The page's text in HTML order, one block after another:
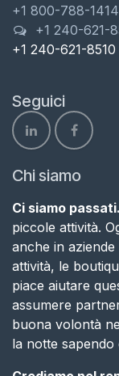
+1 800-788-1414
+1 240-621-
+1 240-621-8510
Seguici
Chi siamo
Ci siamo passati.
piccole attività.
anche in
attività, le
piace aiutare
assumere
buona volontà
la notte